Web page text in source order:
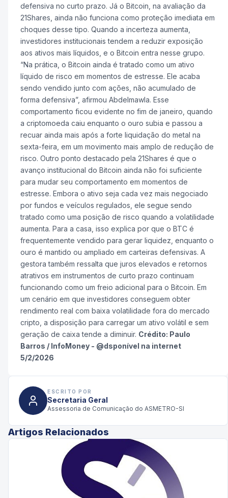
defensiva no curto prazo. Já o Bitcoin, na avaliação da
21Shares, ainda não funciona como proteção imediata em
choques desse tipo. Quando a incerteza aumenta,
investidores institucionais tendem a reduzir exposição
aos ativos mais líquidos, e o Bitcoin entra nesse grupo.
“Na prática, o Bitcoin ainda é tratado como um ativo
líquido de risco em momentos de estresse. Ele acaba
sendo vendido junto com ações, não acumulado de
forma defensiva”, afirmou Abdelmawla. Esse
comportamento ficou evidente no fim de janeiro, quando
a criptomoeda caiu enquanto o ouro subia e passou a
recuar ainda mais após a forte liquidação do metal na
sexta-feira, em um movimento mais amplo de redução de
risco. Outro ponto destacado pela 21Shares é que o
avanço institucional do Bitcoin ainda não foi suficiente
para mudar seu comportamento em momentos de
estresse. Embora o ativo seja cada vez mais negociado
por fundos e veículos regulados, ele segue sendo
tratado como uma posição de risco quando a volatilidade
aumenta. Para a casa, isso explica por que o BTC é
frequentemente vendido para gerar liquidez, enquanto o
ouro é mantido ou ampliado em carteiras defensivas. A
gestora também ressalta que juros elevados e retornos
atrativos em instrumentos de curto prazo continuam
funcionando como um freio adicional para o Bitcoin. Em
um cenário em que investidores conseguem obter
rendimento real com baixa volatilidade fora do mercado
cripto, a disposição para carregar um ativo volátil e sem
geração de caixa tende a diminuir. Crédito: Paulo
Barros / InfoMoney - @dsponível na internet
5/2/2026
ESCRITO POR
Secretaria Geral
Assessoria de Comunicação do ASMETRO-SI
Artigos Relacionados